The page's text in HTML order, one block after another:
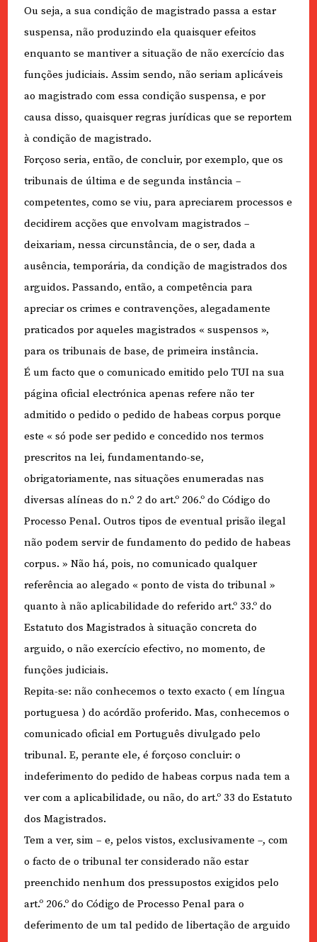
Ou seja, a sua condição de magistrado passa a estar
suspensa, não produzindo ela quaisquer efeitos
enquanto se mantiver a situação de não exercício das
funções judiciais. Assim sendo, não seriam aplicáveis
ao magistrado com essa condição suspensa, e por
causa disso, quaisquer regras jurídicas que se reportem
à condição de magistrado.
Forçoso seria, então, de concluir, por exemplo, que os
tribunais de última e de segunda instância –
competentes, como se viu, para apreciarem processos e
decidirem acções que envolvam magistrados –
deixariam, nessa circunstância, de o ser, dada a
ausência, temporária, da condição de magistrados dos
arguidos. Passando, então, a competência para
apreciar os crimes e contravenções, alegadamente
praticados por aqueles magistrados « suspensos »,
para os tribunais de base, de primeira instância.
É um facto que o comunicado emitido pelo TUI na sua
página oficial electrónica apenas refere não ter
admitido o pedido o pedido de habeas corpus porque
este « só pode ser pedido e concedido nos termos
prescritos na lei, fundamentando-se,
obrigatoriamente, nas situações enumeradas nas
diversas alíneas do n.º 2 do art.º 206.º do Código do
Processo Penal. Outros tipos de eventual prisão ilegal
não podem servir de fundamento do pedido de habeas
corpus. » Não há, pois, no comunicado qualquer
referência ao alegado « ponto de vista do tribunal »
quanto à não aplicabilidade do referido art.º 33.º do
Estatuto dos Magistrados à situação concreta do
arguido, o não exercício efectivo, no momento, de
funções judiciais.
Repita-se: não conhecemos o texto exacto ( em língua
portuguesa ) do acórdão proferido. Mas, conhecemos o
comunicado oficial em Português divulgado pelo
tribunal. E, perante ele, é forçoso concluir: o
indeferimento do pedido de habeas corpus nada tem a
ver com a aplicabilidade, ou não, do art.º 33 do Estatuto
dos Magistrados.
Tem a ver, sim – e, pelos vistos, exclusivamente –, com
o facto de o tribunal ter considerado não estar
preenchido nenhum dos pressupostos exigidos pelo
art.º 206.º do Código de Processo Penal para o
deferimento de um tal pedido de libertação de arguido